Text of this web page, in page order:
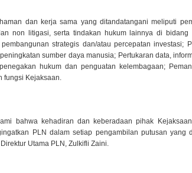
dan kerja sama yang ditandatangani meliputi
non litigasi, serta tindakan hukum lainnya di
strategis dan/atau percepatan investasi;
sumber daya manusia; Pertukaran data,
hukum dan penguatan kelembagaan;
fungsi Kejaksaan.
bahwa kehadiran dan keberadaan pihak
PLN dalam setiap pengambilan putusan yang
Utama PLN, Zulkifli Zaini.